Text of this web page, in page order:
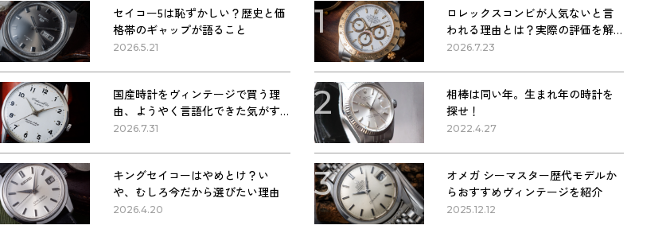
セイコー5は恥ずかしい？歴史と価
格帯のギャップが語ること
2026.5.21
国産時計をヴィンテージで買う理
由、ようやく言語化できた気がす
る
2026.7.31
キングセイコーはやめとけ？い
や、むしろ今だから選びたい理由
2026.4.20
1
ロレックスコンビが人気ないと言
われる理由とは？実際の評価を解
説
2026.7.23
2
相棒は同い年。生まれ年の時計を
探せ！
2022.4.27
3
オメガ シーマスター歴代モデルか
らおすすめヴィンテージを紹介
2025.12.12